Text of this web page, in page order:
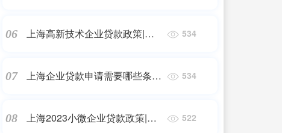
06
上海高新技术企业贷款政策|个
534
07
上海企业贷款申请需要哪些条
534
08
上海2023小微企业贷款政策|各
522